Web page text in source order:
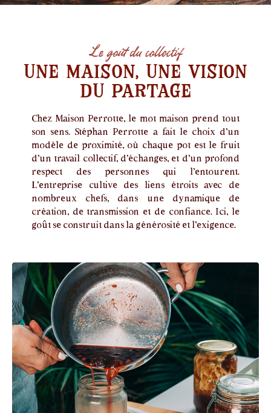
Le goût du collectif
Une maison, une vision
du partage
Chez Maison Perrotte, le mot maison prend tout
son sens. Stéphan Perrotte a fait le choix d’un
modèle de proximité, où chaque pot est le fruit
d’un travail collectif, d’échanges, et d’un profond
respect des personnes qui l’entourent.
L’entreprise cultive des liens étroits avec de
nombreux chefs, dans une dynamique de
création, de transmission et de confiance. Ici, le
goût se construit dans la générosité et l’exigence.